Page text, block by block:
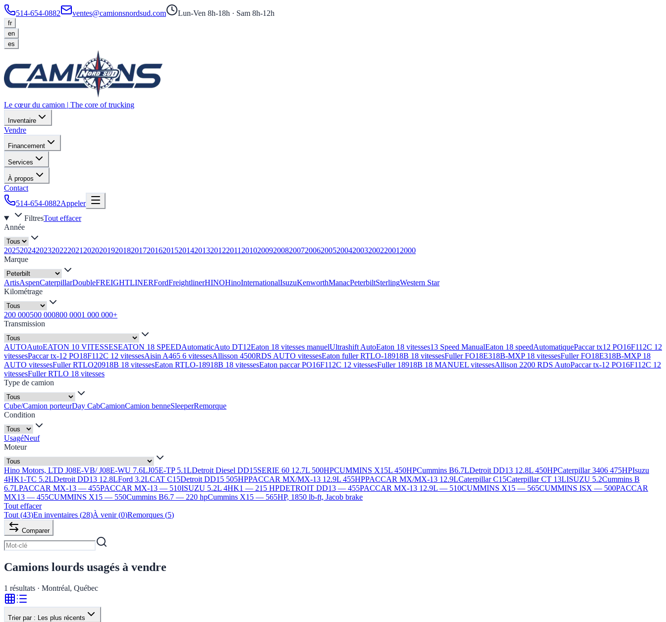
514-654-0882 ventes@camionsnordsud.com Lun-Ven 8h-18h · Sam 8h-12h
fr
en
es
Le cœur du camion | The core of trucking
Inventaire
Vendre
Financement
Services
À propos
Contact
514-654-0882Appeler
FiltresTout effacer
Année
20252024202320222021 2020201920182017201620152014201320122011 2010200920082007200620052004200320022001 2000
Marque
ArtisAspenCaterpillarDoubleFREIGHTLINERFordFreightlinerHINOHinoInternationalIsuzuKenworthManacPeterbiltSterlingWestern Star
Kilométrage
200 000500 000800 0001 000 000+
Transmission
AUTOAutoEATON 10 VITESSESEATON 18 SPEEDAutomaticAuto DT12Eaton 18 vitesses manuelUltrashift AutoEaton 18 vitesses13 Speed ManualEaton 18 speedAutomatiquePaccar tx12 PO16F112C 12
vitessesPaccar tx-12 PO18F112C 12 vitessesAisin A465 6 vitessesAllisson 4500RDS AUTO vitessesEaton fuller RTLO-18918B 18 vitessesFuller FO18E318B-MXP 18 vitessesFuller FO18E318B-MXP 18
AUTO vitessesFuller RTLO20918B 18 vitessesEaton RTLO-18918B 18 vitessesEaton paccar PO16F112C 12 vitessesFuller 18918B 18 MANUEL vitessesAllison 2200 RDS AutoPaccar tx-12 PO16F112C 12
vitessesFuller RTLO 18 vitesses
Type de camion
Cube/Camion porteurDay CabCamionCamion benneSleeperRemorque
Condition
UsagéNeuf
Moteur
Hino Motors, LTD J08E-VB/ J08E-WU 7.6LJ05E-TP 5.1LDetroit Diesel DD15SERIE 60 12.7L 500HPCUMMINS X15L 450HPCummins B6.7LDetroit DD13 12.8L 450HPCaterpillar 3406 475HPIsuzu
4HK1-TC 5.2LDetroit DD13 12.8LFord 3.2LCAT C15Detroit DD15 505HPPACCAR MX/MX-13 12.9L 455HPPACCAR MX/MX-13 12.9LCaterpillar C15Caterpillar CT 13LISUZU 5.2Cummins B
6.7LPACCAR MX-13 — 455PACCAR MX-13 — 510ISUZU 5.2L 4HK1 — 215 HPDETROIT DD13 — 455PACCAR MX-13 12.9L — 510CUMMINS X15 — 565CUMMINS ISX — 500PACCAR
MX13 — 455CUMMINS X15 — 550Cummins B6.7 — 220 hpCummins X15 — 565HP, 1850 lb-ft, Jacob brake
Tout effacer
Tout (43)En inventaires (28)À venir (0)Remorques (5)
Comparer
Camions lourds usagés à vendre
1 résultats · Montréal, Québec
Trier par : Les plus récents